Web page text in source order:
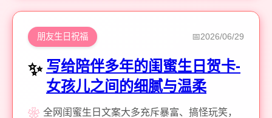
朋友生日祝福 2026/06/29
写给陪伴多年的闺蜜生日贺卡-
女孩儿之间的细腻与温柔
全网闺蜜生日文案大多充斥暴富、搞怪玩笑，